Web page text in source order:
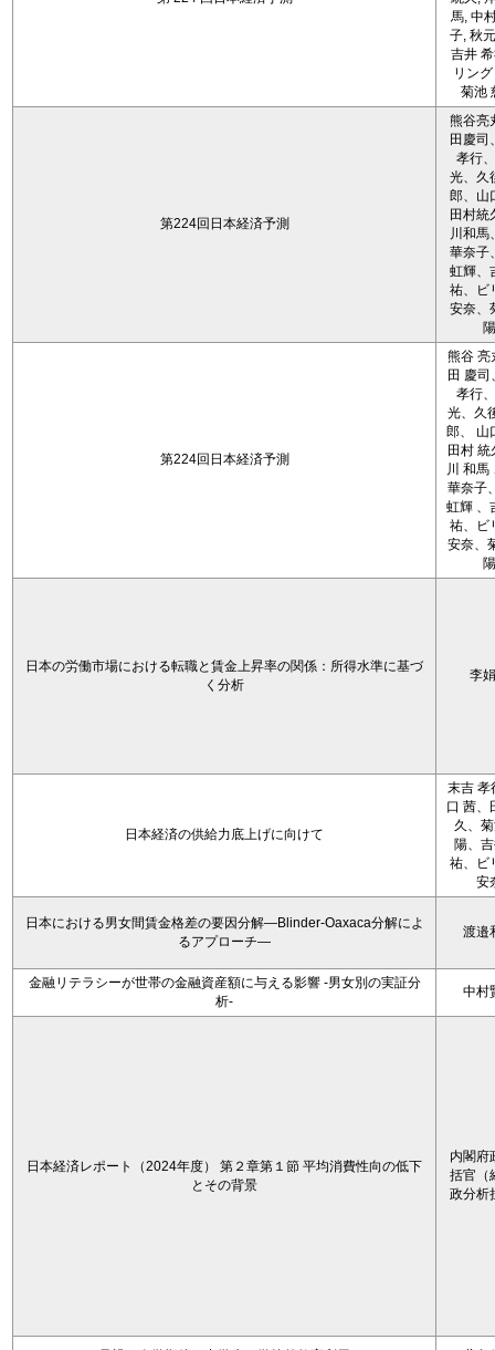
馬, 中
子, 秋
吉井
リン
菊池
第224回日本経済予測
熊谷亮
田慶司
孝行
光、久
郎、山
田村統
川和馬
華奈子
虹輝、
祐、ビ
安奈、
陽
第224回日本経済予測
熊谷 亮
田 慶司
孝行
光、久
郎、 山
田村 統
川 和馬
華奈子
虹輝 、
祐、ビ
安奈、
陽
日本の労働市場における転職と賃金上昇率の関係：所得水準に基づ
く分析
李
日本経済の供給力底上げに向けて
末吉 孝
口 茜、
久、
陽、
祐、ビ
安
日本における男女間賃金格差の要因分解―Blinder-Oaxaca分解によ
るアプローチ―
渡邉
金融リテラシーが世帯の金融資産額に与える影響 -男女別の実証分
析-
中村
日本経済レポート（2024年度） 第２章第１節 平均消費性向の低下
とその背景
内閣府
括官（
政分析